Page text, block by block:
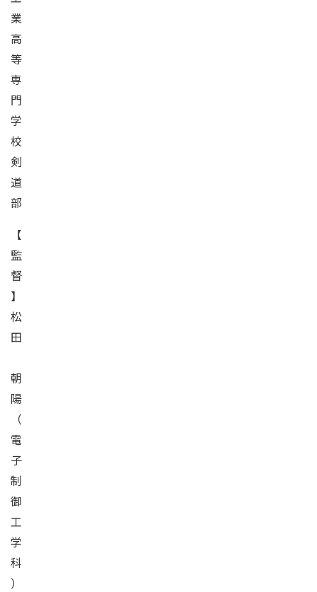
業
高
等
専
門
学
校
剣
道
部
【
監
督
】
松
田
朝
陽
（
電
子
制
御
工
学
科
）